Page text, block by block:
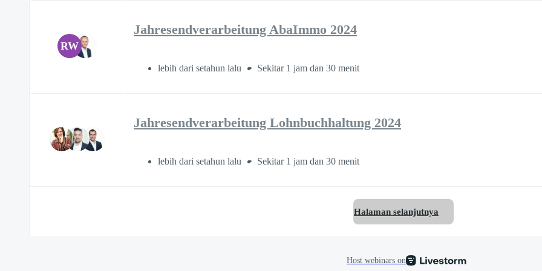
RW
Jahresendverarbeitung AbaImmo 2024
lebih dari setahun lalu Sekitar 1 jam dan 30 menit
Jahresendverarbeitung Lohnbuchhaltung 2024
lebih dari setahun lalu Sekitar 1 jam dan 30 menit
Halaman selanjutnya
Host webinars on